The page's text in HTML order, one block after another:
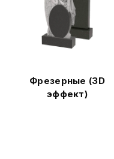
Фрезерные (3D
эффект)